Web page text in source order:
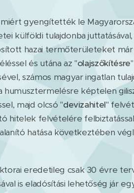
miért gyengítették le
külföldi tulajdonba
hazai termőterületeket már
és utána az "olajszőkítésre
számos magyar ingatlan
képtelen
majd olcsó "devizahitel"
hitelek felvételére
hatása következtében
eredetileg csak 30 évre
is eladósítási lehetőség jár